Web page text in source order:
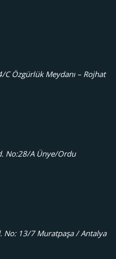
C Özgürlük Meydanı – Rojhat
No:28/A Ünye/Ordu
No: 13/7 Muratpaşa / Antalya